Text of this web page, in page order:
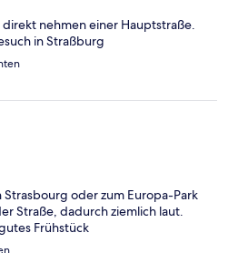
nehmen einer Hauptstraße.
in Straßburg
Strasbourg oder zum Europa-Park
Straße, dadurch ziemlich laut.
Frühstück